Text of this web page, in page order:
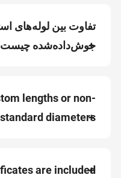
تفاوت بین لوله‌های
جوش‌داده‌شده
lengths or non-
standard diameters?
are included?